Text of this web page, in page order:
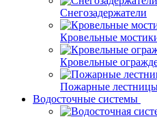
Снегозадержатели
Кровельные
Кровельные
Пожарные
Водосточные системы